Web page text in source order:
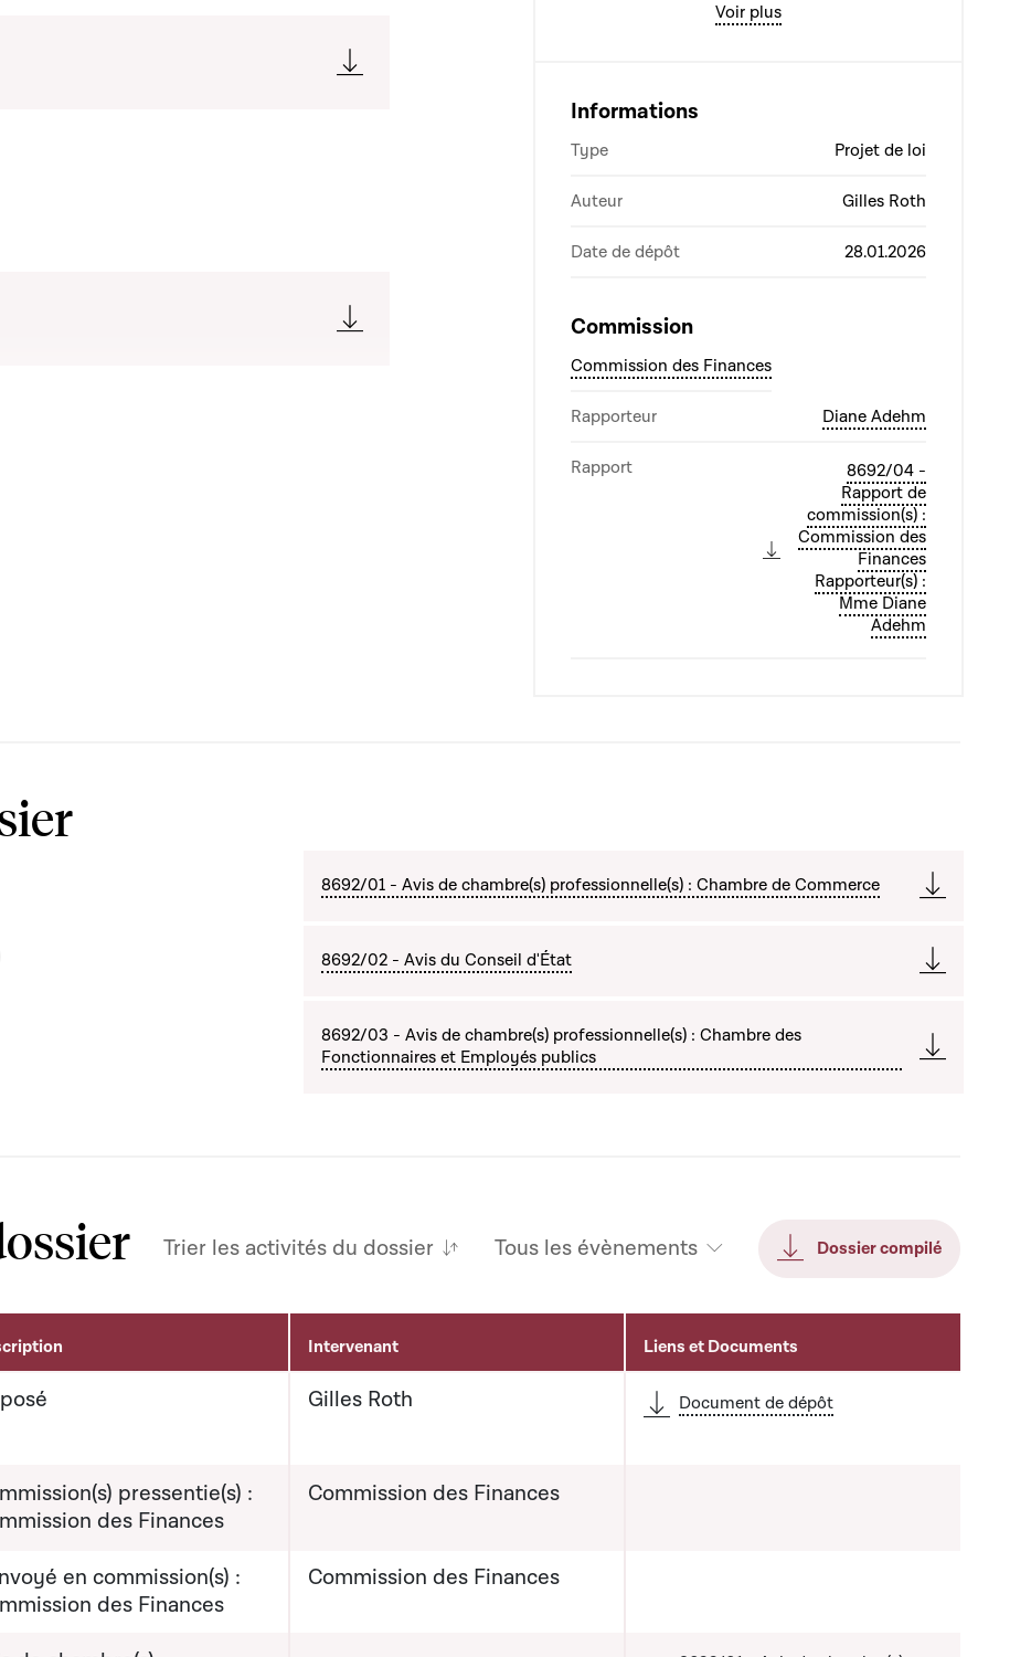
Voir plus
Informations
Type Projet de loi
Auteur Gilles Roth
Date de dépôt 28.01.2026
Commission
Commission des Finances
Rapporteur Diane Adehm
Rapport
8692/04 -
Rapport de
commission(s) :
Commission des
Finances
Rapporteur(s) :
Mme Diane
Adehm
8692/01 - Avis de chambre(s) professionnelle(s) : Chambre de Commerce
8692/02 - Avis du Conseil d'État
8692/03 - Avis de chambre(s) professionnelle(s) : Chambre des
Fonctionnaires et Employés publics
Trier les activités du dossier Tous les évènements Dossier compilé
Intervenant Liens et Documents
Gilles Roth Document de dépôt
pressentie(s) :
des Finances
Commission des Finances
en commission(s) :
des Finances
Commission des Finances